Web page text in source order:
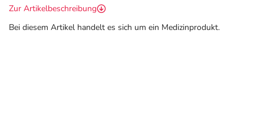
Zur Artikelbeschreibung
Bei diesem Artikel handelt es sich um ein Medizinprodukt.